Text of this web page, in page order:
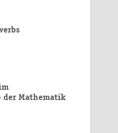
der Mathematik